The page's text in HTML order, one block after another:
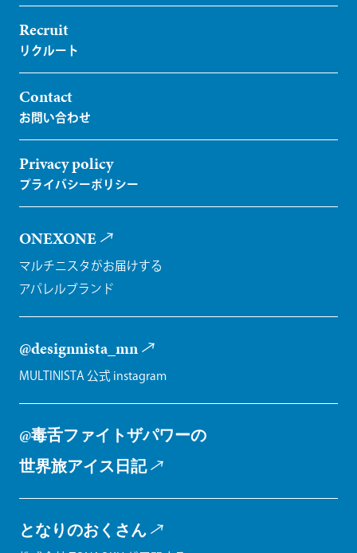
Recruit
Contact
Privacy policy
ONEXONE
マルチニスタがお届けする
アパレルブランド
@designnista_mn
MULTINISTA 公式 instagram
@毒舌ファイトザパワーの
世界旅アイス日記
となりのおくさん